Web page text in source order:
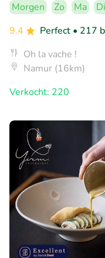
Morgen Zo Ma Di
9.4
Perfect • 217
Oh la vache !
Namur (16km)
Verkocht: 220